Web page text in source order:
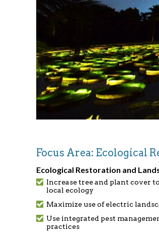
Focus Area: Ecological
Ecological Restoration and
Increase tree and plant cover
local ecology
Maximize use of electric
Use integrated pest
practices